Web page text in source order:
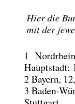
Hier die
mit der
1
Hauptstadt:
2 Bayern,
3 Baden-